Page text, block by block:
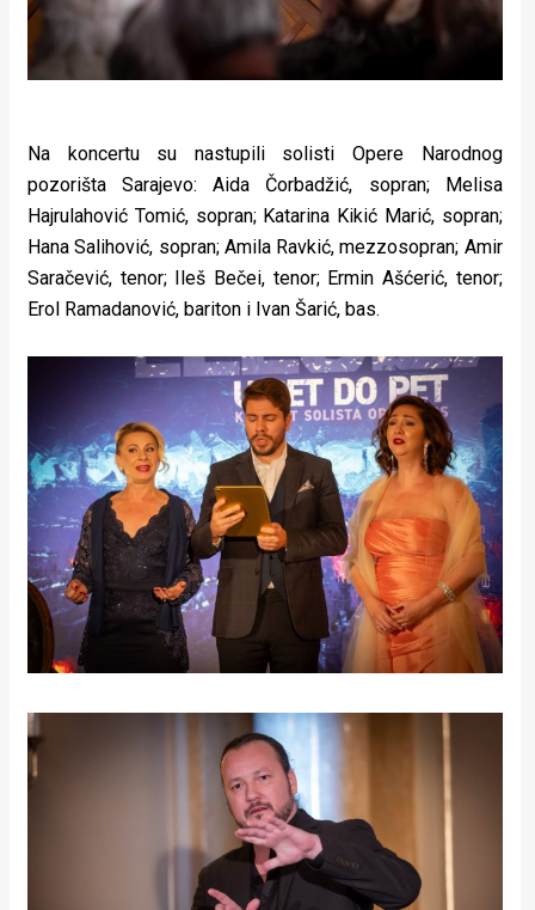
Na koncertu su nastupili solisti Opere Narodnog
pozorišta Sarajevo: Aida Čorbadžić, sopran; Melisa
Hajrulahović Tomić, sopran; Katarina Kikić Marić, sopran;
Hana Salihović, sopran; Amila Ravkić, mezzosopran; Amir
Saračević, tenor; Ileš Bečei, tenor; Ermin Ašćerić, tenor;
Erol Ramadanović, bariton i Ivan Šarić, bas.